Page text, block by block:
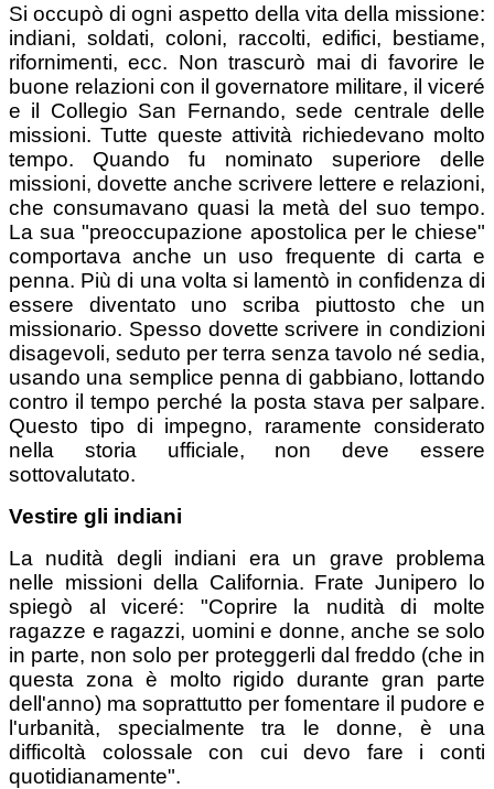
Si occupò di ogni aspetto della vita della missione:
indiani, soldati, coloni, raccolti, edifici, bestiame,
rifornimenti, ecc. Non trascurò mai di favorire le
buone relazioni con il governatore militare, il viceré
e il Collegio San Fernando, sede centrale delle
missioni. Tutte queste attività richiedevano molto
tempo. Quando fu nominato superiore delle
missioni, dovette anche scrivere lettere e relazioni,
che consumavano quasi la metà del suo tempo.
La sua "preoccupazione apostolica per le chiese"
comportava anche un uso frequente di carta e
penna. Più di una volta si lamentò in confidenza di
essere diventato uno scriba piuttosto che un
missionario. Spesso dovette scrivere in condizioni
disagevoli, seduto per terra senza tavolo né sedia,
usando una semplice penna di gabbiano, lottando
contro il tempo perché la posta stava per salpare.
Questo tipo di impegno, raramente considerato
nella storia ufficiale, non deve essere
sottovalutato.
Vestire gli indiani
La nudità degli indiani era un grave problema
nelle missioni della California. Frate Junipero lo
spiegò al viceré: "Coprire la nudità di molte
ragazze e ragazzi, uomini e donne, anche se solo
in parte, non solo per proteggerli dal freddo (che in
questa zona è molto rigido durante gran parte
dell'anno) ma soprattutto per fomentare il pudore e
l'urbanità, specialmente tra le donne, è una
difficoltà colossale con cui devo fare i conti
quotidianamente".